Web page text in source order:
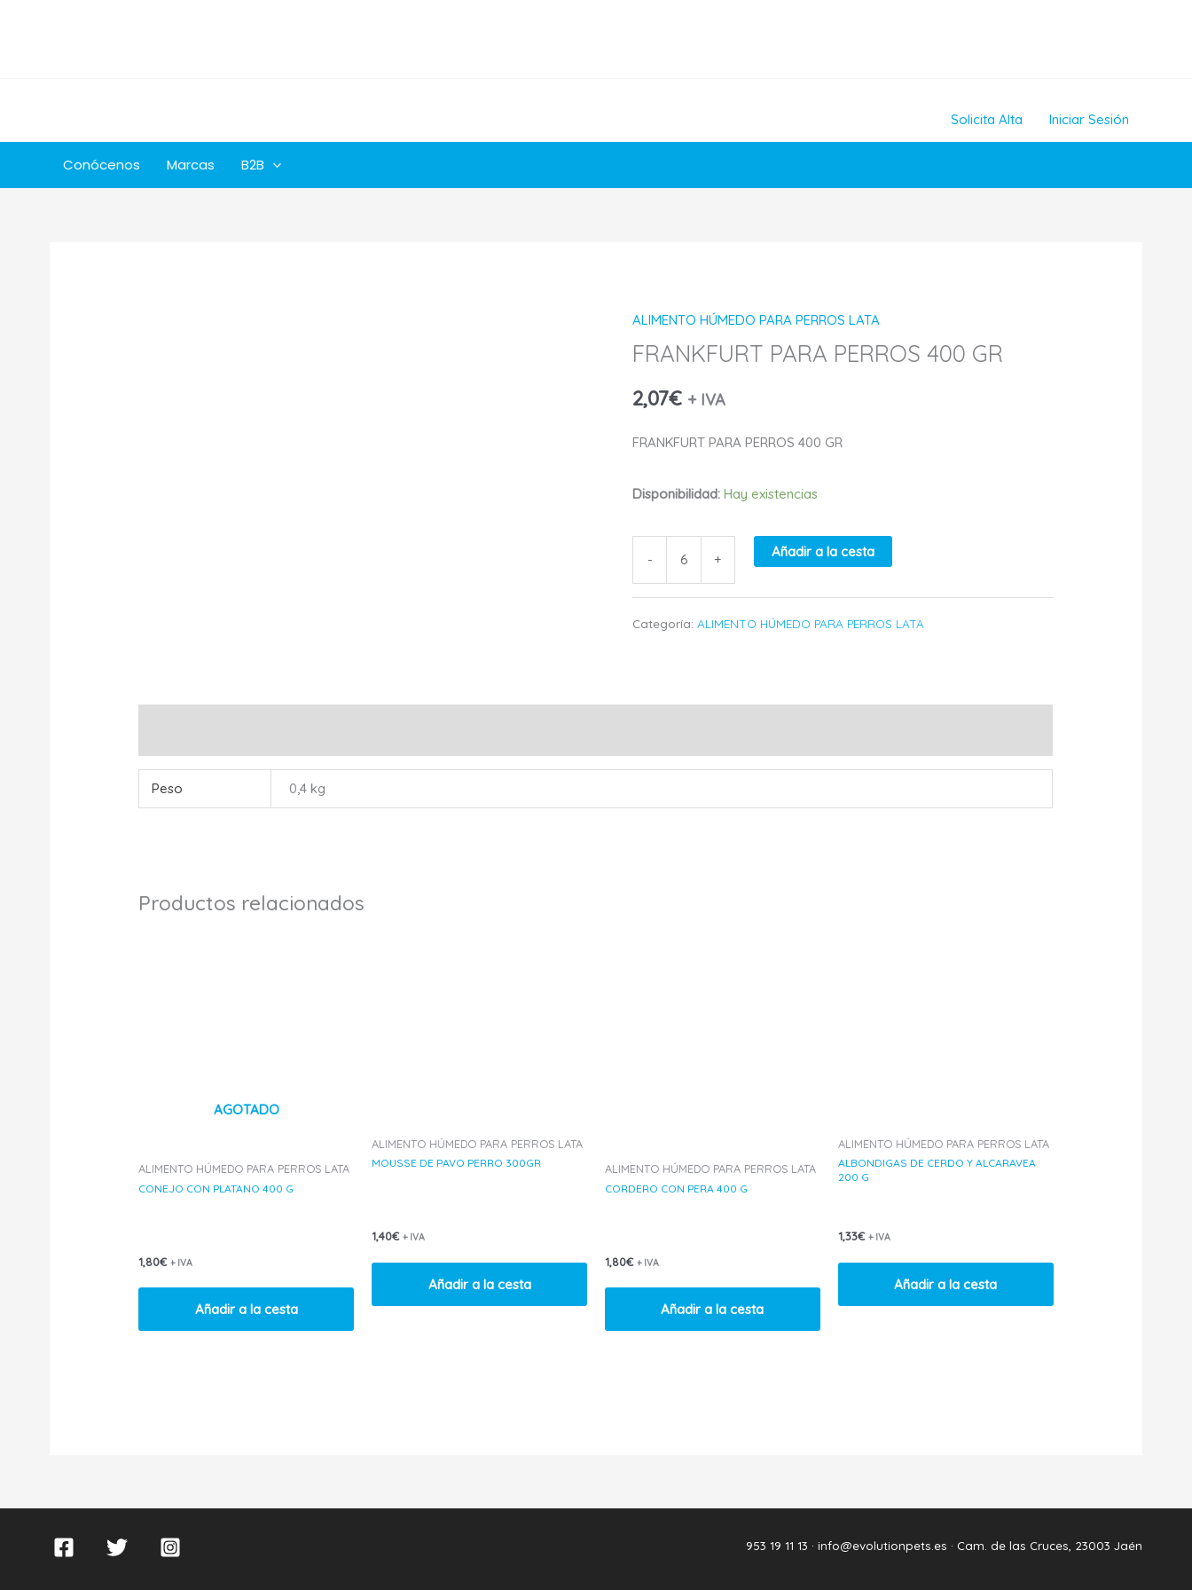
Solicita Alta
Iniciar Sesión
Conócenos Marcas B2B
ALIMENTO HÚMEDO PARA PERROS LATA
FRANKFURT PARA PERROS 400 GR
2,07€ + IVA
FRANKFURT PARA PERROS 400 GR
Disponibilidad: Hay existencias
-
PERROS
400
GR
+ Añadir a la cesta
Categoría:ALIMENTO HÚMEDO PARA PERROS LATA
Peso 0,4 kg
Productos relacionados
AGOTADO
ALIMENTO HÚMEDO PARA PERROS LATA
CONEJO CON PLATANO 400 G
1,80€ + IVA
Añadir a la cesta
ALIMENTO HÚMEDO PARA PERROS LATA
MOUSSE DE PAVO PERRO 300GR
1,40€ + IVA
Añadir a la cesta
ALIMENTO HÚMEDO PARA PERROS LATA
CORDERO CON PERA 400 G
1,80€ + IVA
Añadir a la cesta
ALIMENTO HÚMEDO PARA PERROS LATA
ALBONDIGAS DE CERDO Y ALCARAVEA
200 G
1,33€ + IVA
Añadir a la cesta
953 19 11 13 · info@evolutionpets.es · Cam. de las Cruces, 23003 Jaén